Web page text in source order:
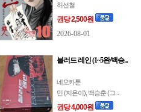
허선철
권당 2,500원
2026-08-01
블러드 레인 (1~5완/백승...
네오카툰
민 (지은이), 백승훈 (그...
권당 4,000원